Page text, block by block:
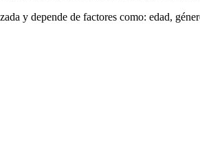
y depende de factores como: edad,